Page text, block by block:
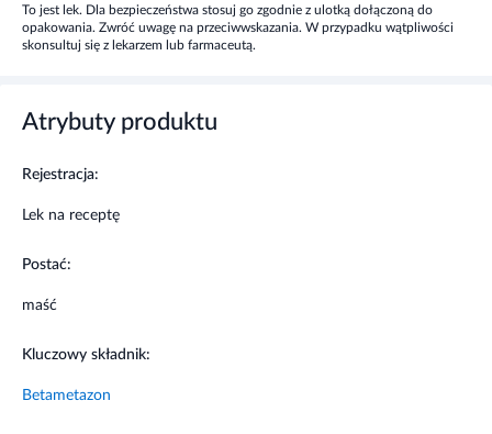
działania substancji czynnych: dipropionianu betametazonu,
gentamycyny i klotrymazolu. Dipropionian stosowany
aminoglikozydowym, o szerokim spektrum działania
działania przeciwgrzybiczego. Hamuje rozwój grzybów
grzyba.
Wskazania
wywołanymi przez drobnoustroje wrażliwe na gentamycynę i
klotrymazol. W leczeniu miejscowym grzybicy pachwin,
To jest lek. Dla bezpieczeństwa stosuj go zgodnie z ulotką dołączoną do
opakowania. Zwróć uwagę na przeciwwskazania. W przypadku wątpliwości
skonsultuj się z lekarzem lub farmaceutą.
Atrybuty produktu
Rejestracja:
Lek na receptę
Postać:
maść
Kluczowy składnik:
Betametazon